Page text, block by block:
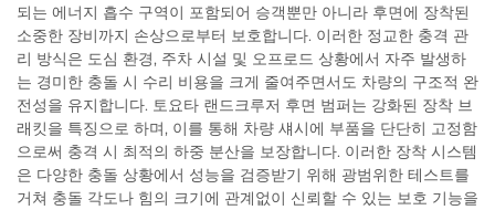
되는 에너지 흡수 구역이 포함되어 승객뿐만 아니라 후면에 장착된
소중한 장비까지 손상으로부터 보호합니다. 이러한 정교한 충격 관
리 방식은 도심 환경, 주차 시설 및 오프로드 상황에서 자주 발생하
는 경미한 충돌 시 수리 비용을 크게 줄여주면서도 차량의 구조적 완
전성을 유지합니다. 토요타 랜드크루저 후면 범퍼는 강화된 장착 브
래킷을 특징으로 하며, 이를 통해 차량 섀시에 부품을 단단히 고정함
으로써 충격 시 최적의 하중 분산을 보장합니다. 이러한 장착 시스템
은 다양한 충돌 상황에서 성능을 검증받기 위해 광범위한 테스트를
거쳐 충돌 각도나 힘의 크기에 관계없이 신뢰할 수 있는 보호 기능을